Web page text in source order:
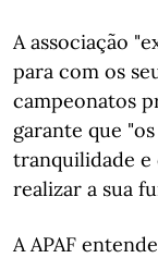
A associação
para com os
campeonatos
garante que
tranquilidade e
realizar a sua
A APAF